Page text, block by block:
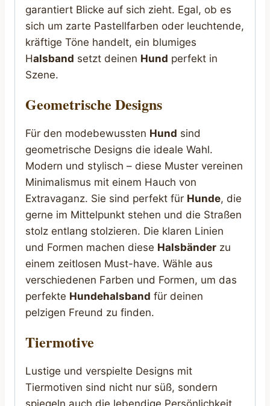
garantiert Blicke auf sich zieht. Egal, ob es
sich um zarte Pastellfarben oder leuchtende,
kräftige Töne handelt, ein blumiges
Halsband setzt deinen Hund perfekt in
Szene.
Geometrische Designs
Für den modebewussten Hund sind
geometrische Designs die ideale Wahl.
Modern und stylisch – diese Muster vereinen
Minimalismus mit einem Hauch von
Extravaganz. Sie sind perfekt für Hunde, die
gerne im Mittelpunkt stehen und die Straßen
stolz entlang stolzieren. Die klaren Linien
und Formen machen diese Halsbänder zu
einem zeitlosen Must-have. Wähle aus
verschiedenen Farben und Formen, um das
perfekte Hundehalsband für deinen
pelzigen Freund zu finden.
Tiermotive
Lustige und verspielte Designs mit
Tiermotiven sind nicht nur süß, sondern
spiegeln auch die lebendige Persönlichkeit